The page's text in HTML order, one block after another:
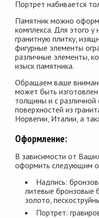
Портрет набивается
Памятник можно
комплекса. Для этого
гранитную плитку,
фигурные элементы
различные элементы,
изыск памятника.
Обращаем ваше
может быть
толщины и с
поверхностей из
Норвегии, Италии, а
Оформление:
В зависимости от
оформить следующим
Надпись:
литевые бронзовые
золото,
Портрет: